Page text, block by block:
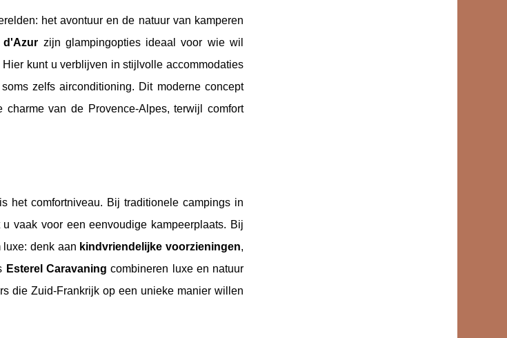
het avontuur en de natuur van kamperen
d'Azur zijn glampingopties ideaal voor wie wil
kunt u verblijven in stijlvolle accommodaties
zelfs airconditioning. Dit moderne concept
van de Provence-Alpes, terwijl comfort
het comfortniveau. Bij traditionele campings in
vaak voor een eenvoudige kampeerplaats. Bij
denk aan kindvriendelijke voorzieningen,
Esterel Caravaning combineren luxe en natuur
die Zuid-Frankrijk op een unieke manier willen